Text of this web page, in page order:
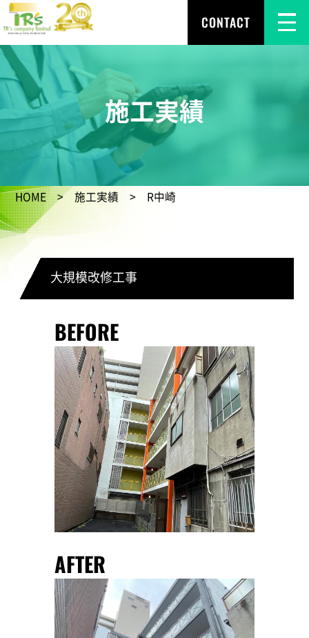
CONTACT
施工実績
HOME>施工実績 > R中崎
大規模改修工事
BEFORE
AFTER